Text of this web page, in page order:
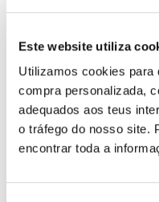
Este website utiliza
Utilizamos cookies para
compra personalizada,
adequados aos teus
o tráfego do nosso site.
encontrar toda a
Não deixa resíduos,
Como aplicar Davines
Aplicar uma pequena
modelar como pretender.
secos More Inside Dry
EAN: 8004608251972